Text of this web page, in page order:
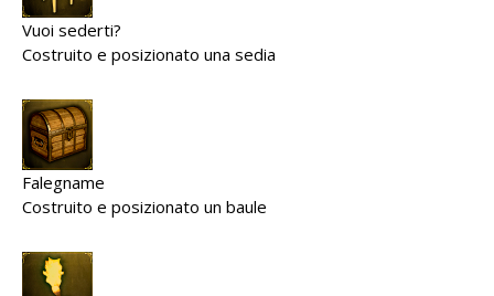
Vuoi sederti?
Costruito e posizionato una sedia
Falegname
Costruito e posizionato un baule